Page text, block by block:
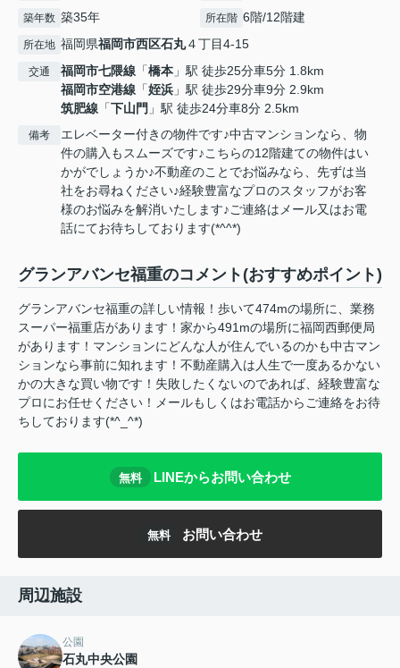
築年数 築35年 所在階 6階/12階建
所在地 福岡県福岡市西区石丸４丁目4-15
交通 福岡市七隈線 「橋本 」駅 徒歩25分車5分 1.8km
福岡市空港線 「姪浜 」駅 徒歩29分車9分 2.9km
筑肥線 「下山門 」駅 徒歩24分車8分 2.5km
備考
エレベーター付きの物件です♪中古マンションなら、物
件の購入もスムーズです♪こちらの12階建ての物件はい
かがでしょうか♪不動産のことでお悩みなら、先ずは当
社をお尋ねください♪経験豊富なプロのスタッフがお客
様のお悩みを解消いたします♪ご連絡はメール又はお電
話にてお待ちしております(*^^*)
グランアバンセ福重のコメント(おすすめポイント)
グランアバンセ福重の詳しい情報！歩いて474mの場所に、業務
スーパー福重店があります！家から491mの場所に福岡西郵便局
があります！マンションにどんな人が住んでいるのかも中古マン
ションなら事前に知れます！不動産購入は人生で一度あるかない
かの大きな買い物です！失敗したくないのであれば、経験豊富な
プロにお任せください！メールもしくはお電話からご連絡をお待
ちしております(*^_^*)
無料 LINEからお問い合わせ
無料 お問い合わせ
周辺施設
公園
石丸中央公園